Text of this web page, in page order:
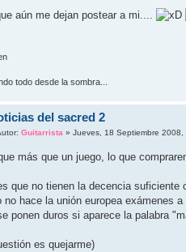
aún me dejan postear a mi....
todo desde la sombra...
del sacred 2
Guitarrista » Jueves, 18 Septiembre 2008,
más que un juego, lo que
que no tienen la decencia suficiente
no hace la unión europea exámenes
ponen duros si aparece la palabra
es quejarme)